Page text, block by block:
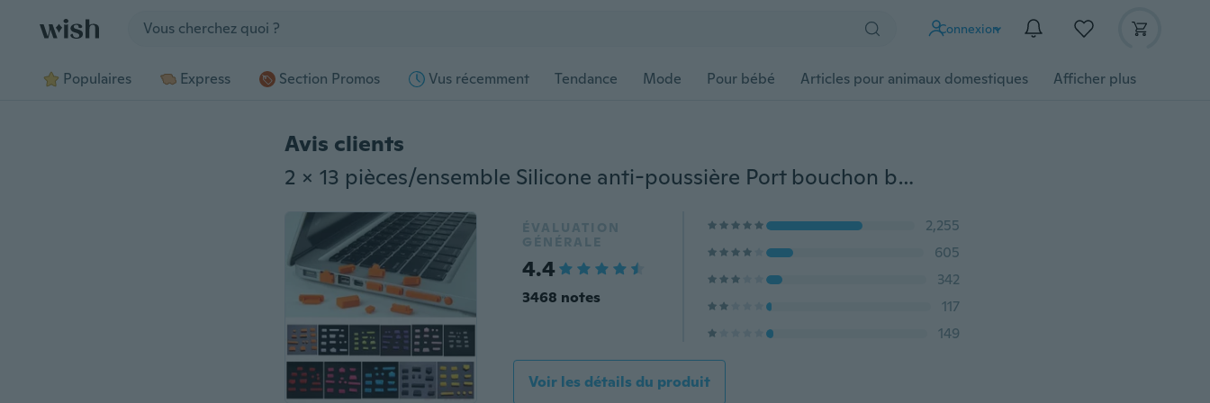
Connexion
Populaires Express Section Promos Vus récemment Tendance Mode Pour bébé Articles pour animaux domestiques Afficher plus
Avis clients
2 x 13 pièces/ensemble Silicone anti-poussière Port bouchon bouchon protecteur pour ordinateur portable
ÉVALUATION
GÉNÉRALE
4.4
3468 notes
2,255
605
342
117
149
Voir les détails du produit